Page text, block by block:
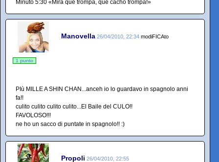
Minuto 5:30 «Mira qué trompa, qué cacho trompa!»
Manovella 26/04/2010, 22:34 modiFICAto
1 punto
PIù MILLE A SHIN CHAN...anceh io lo guardavo in spagnolo anni
fa!!
culito culito culito culito...El Baile del CULO!!
FAVOLOSO!!!
ne ho un sacco di puntate in spagnolo!! :)
Propoli 26/04/2010, 22:55